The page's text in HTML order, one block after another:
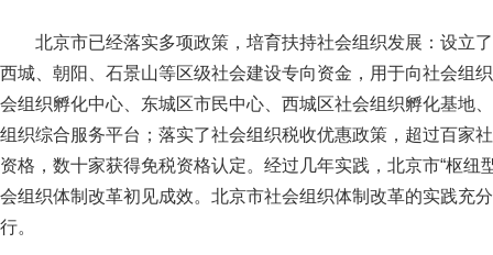
北京市已经落实多项政策，培育扶持社会组织发展：设立
西城、朝阳、石景山等区级社会建设专向资金，用于向社会组
会组织孵化中心、东城区市民中心、西城区社会组织孵化基地
组织综合服务平台；落实了社会组织税收优惠政策，超过百家
资格，数十家获得免税资格认定。经过几年实践，北京市“枢纽
会组织体制改革初见成效。北京市社会组织体制改革的实践充
行。